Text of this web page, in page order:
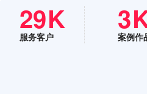
42
服务客户
4
案例作